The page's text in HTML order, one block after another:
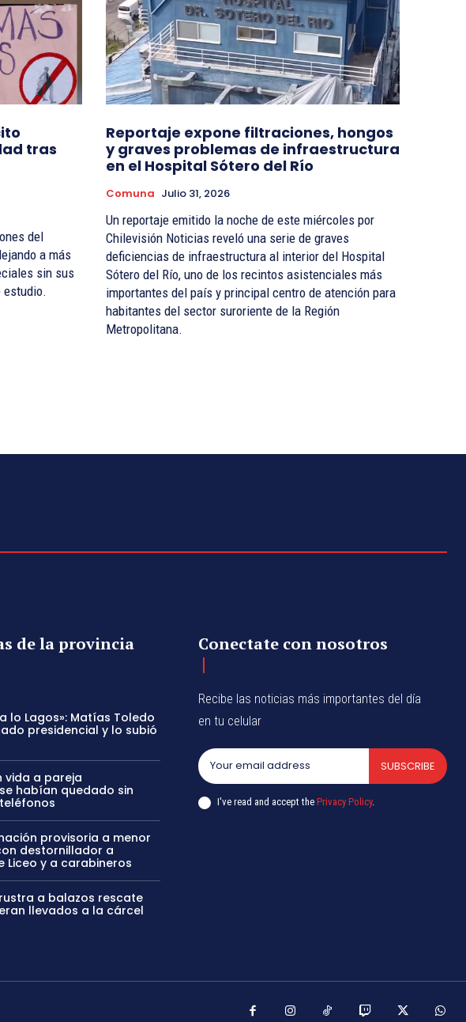
tras
del
a más
sin sus
estudio.
Reportaje expone filtraciones, hongos
y graves problemas de infraestructura
en el Hospital Sótero del Río
Comuna Julio 31, 2026
Un reportaje emitido la noche de este miércoles por
Chilevisión Noticias reveló una serie de graves
deficiencias de infraestructura al interior del Hospital
Sótero del Río, uno de los recintos asistenciales más
importantes del país y principal centro de atención para
habitantes del sector suroriente de la Región
Metropolitana.
de la provincia
lo Lagos»: Matías Toledo
presidencial y lo subió
vida a pareja
habían quedado sin
provisoria a menor
destornillador a
Liceo y a carabineros
a balazos rescate
llevados a la cárcel
Conectate con nosotros
Recibe las noticias más importantes del día
en tu celular
SUBSCRIBE
I've read and accept thePrivacy Policy.